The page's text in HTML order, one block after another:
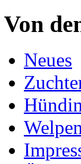
Von
Neues